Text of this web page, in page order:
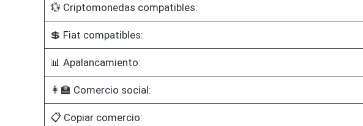
💱 Criptomonedas compatibles:
💲 Fiat compatibles:
📊 Apalancamiento:
👩‍🏫 Comercio social:
📋 Copiar comercio: